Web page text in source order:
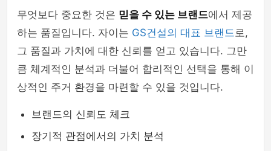
무엇보다 중요한 것은 믿을 수 있는 브랜드에서 제공
하는 품질입니다. 자이는 GS건설의 대표 브랜드로,
그 품질과 가치에 대한 신뢰를 얻고 있습니다. 그만
큼 체계적인 분석과 더불어 합리적인 선택을 통해 이
상적인 주거 환경을 마련할 수 있을 것입니다.
브랜드의 신뢰도 체크
장기적 관점에서의 가치 분석